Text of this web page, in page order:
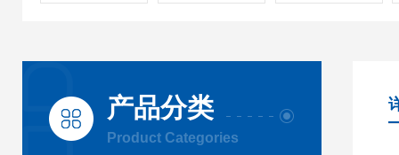
产品分类
Product Categories